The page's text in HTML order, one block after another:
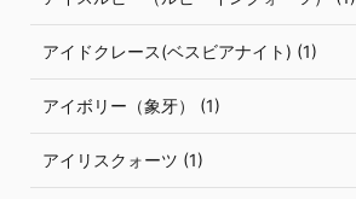
アイドクレース(ベスビアナイト) (1)
アイボリー（象牙） (1)
アイリスクォーツ (1)